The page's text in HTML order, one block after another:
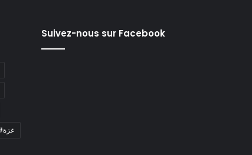
#غزة
Suivez-nous sur Facebook